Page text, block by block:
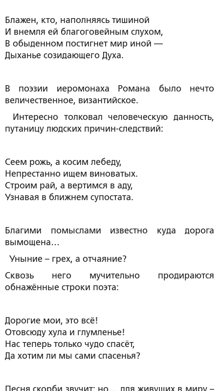
Блажен, кто, наполняясь тишиной
И внемля ей благоговейным слухом,
В обыденном постигнет мир иной —
Дыханье созидающего Духа.
В поэзии иеромонаха Романа было нечто
величественное, византийское.
Интересно толковал человеческую данность,
путаницу людских причин-следствий:
Сеем рожь, а косим лебеду,
Непрестанно ищем виноватых.
Строим рай, а вертимся в аду,
Узнавая в ближнем супостата.
Благими помыслами известно куда дорога
вымощена…
Уныние – грех, а отчаяние?
Сквозь него мучительно продираются
обнажённые строки поэта:
Дорогие мои, это всё!
Отовсюду хула и глумленье!
Нас теперь только чудо спасёт,
Да хотим ли мы сами спасенья?
Песня скорби звучит: но… для живущих в миру –